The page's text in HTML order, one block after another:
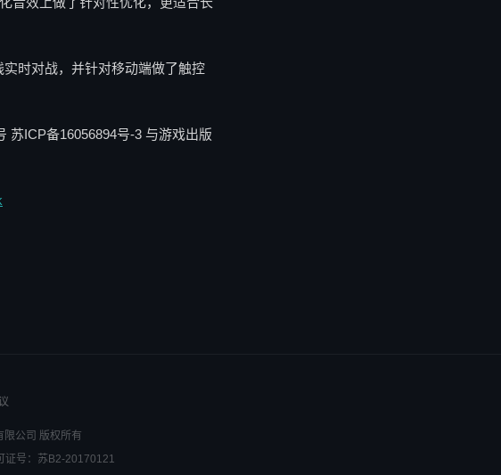
时对战，并针对移动端做了触控
苏ICP备16056894号-3 与游戏出版
公司 版权所有
号：苏B2-20170121